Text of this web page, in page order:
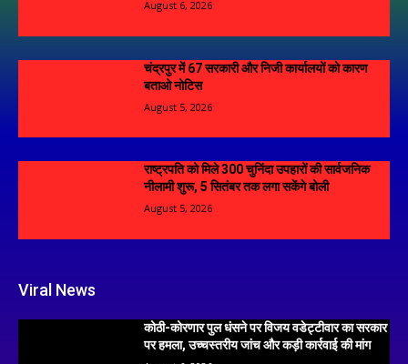
August 6, 2026
चंद्रपुर में 67 सरकारी और निजी कार्यालयों को कारण
बताओ नोटिस
August 5, 2026
राष्ट्रपति को मिले 300 चुनिंदा उपहारों की सार्वजनिक
नीलामी शुरू, 5 सितंबर तक लगा सकेंगे बोली
August 5, 2026
Viral News
कोठी-कोरणार पुल धंसने पर विजय वडेट्टीवार का सरकार
पर हमला, उच्चस्तरीय जांच और कड़ी कार्रवाई की मांग